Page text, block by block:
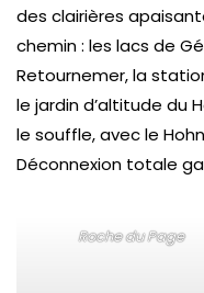
des clairières
chemin : les lacs de
Retournemer, la
le jardin d’altitude du
le souffle, avec le
Déconnexion totale
Roche du Page